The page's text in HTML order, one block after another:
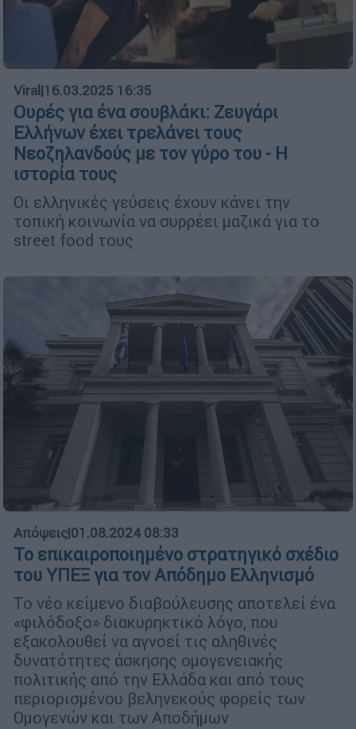
Viral |16.03.2025 16:35
Ουρές για ένα σουβλάκι: Ζευγάρι
Ελλήνων έχει τρελάνει τους
Νεοζηλανδούς με τον γύρο του - Η
ιστορία τους
Οι ελληνικές γεύσεις έχουν κάνει την
τοπική κοινωνία να συρρέει μαζικά για το
street food τους
Απόψεις|01.08.2024 08:33
Το επικαιροποιημένο στρατηγικό σχέδιο
του ΥΠΕΞ για τον Απόδημο Ελληνισμό
Το νέο κείμενο διαβούλευσης αποτελεί ένα
«φιλόδοξο» διακυρηκτικό λόγο, που
εξακολουθεί να αγνοεί τις αληθινές
δυνατότητες άσκησης ομογενειακής
πολιτικής από την Ελλάδα και από τους
περιορισμένου βεληνεκούς φορείς των
Ομογενών και των Αποδήμων